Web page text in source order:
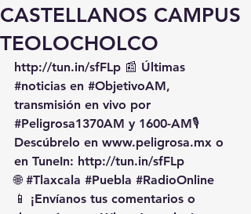
CASTELLANOS CAMPUS
TEOLOCHOLCO
http://tun.in/sfFLp 📰 Últimas
#noticias en #ObjetivoAM,
transmisión en vivo por
#Peligrosa1370AM y 1600-AM🎙️
Descúbrelo en www.peligrosa.mx o
en TuneIn: http://tun.in/sfFLp
🌐 #Tlaxcala #Puebla #RadioOnline
📱 ¡Envíanos tus comentarios o